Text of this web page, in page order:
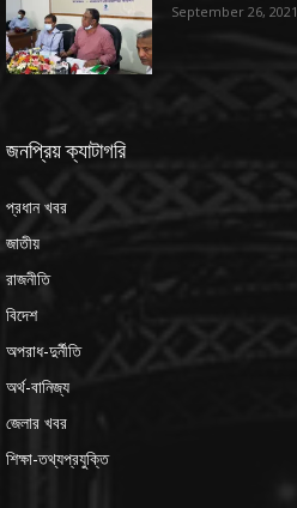
September 26, 2021
জনপ্রিয় ক্যাটাগরি
প্রধান খবর
জাতীয়
রাজনীতি
বিদেশ
অপরাধ-দুর্নীতি
অর্থ-বানিজ্য
জেলার খবর
শিক্ষা-তথ্যপ্রযুক্তি